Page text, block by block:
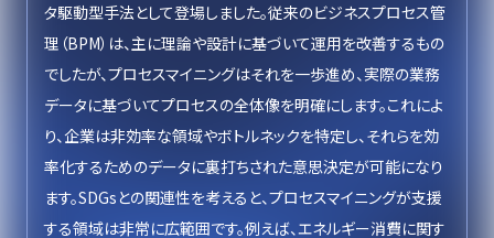
タ駆動型手法として登場しました。従来のビジネスプロセス管
理（BPM）は、主に理論や設計に基づいて運用を改善するもの
でしたが、プロセスマイニングはそれを一歩進め、実際の業務
データに基づいてプロセスの全体像を明確にします。これによ
り、企業は非効率な領域やボトルネックを特定し、それらを効
率化するためのデータに裏打ちされた意思決定が可能になり
ます。SDGsとの関連性を考えると、プロセスマイニングが支援
する領域は非常に広範囲です。例えば、エネルギー消費に関す